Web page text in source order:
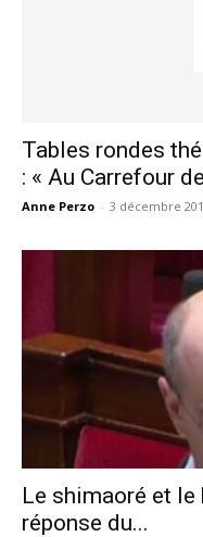
Tables rondes
: « Au Carrefour
Anne Perzo - 3 décembre
Le shimaoré et le
réponse du...